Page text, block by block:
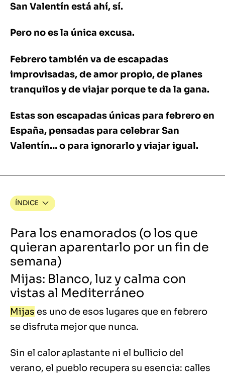
San Valentín está ahí, sí.
Pero no es la única excusa.
Febrero también va de escapadas
improvisadas, de amor propio, de planes
tranquilos y de viajar porque te da la gana.
Estas son escapadas únicas para febrero en
España, pensadas para celebrar San
Valentín… o para ignorarlo y viajar igual.
ÍNDICE
Para los enamorados (o los que
quieran aparentarlo por un fin de
semana)
Mijas: Blanco, luz y calma con
vistas al Mediterráneo
Mijas es uno de esos lugares que en febrero
se disfruta mejor que nunca.
Sin el calor aplastante ni el bullicio del
verano, el pueblo recupera su esencia: calles